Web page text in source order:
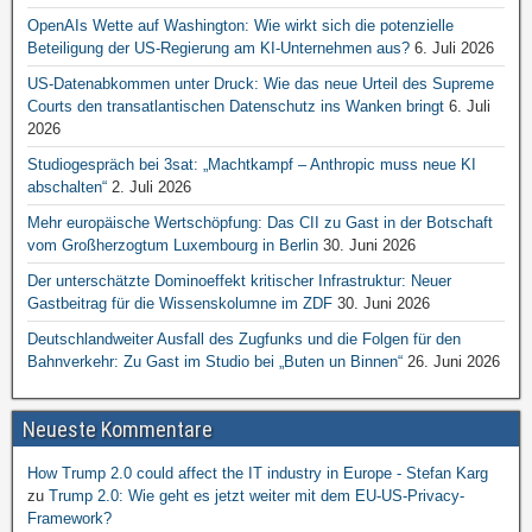
OpenAIs Wette auf Washington: Wie wirkt sich die potenzielle
Beteiligung der US-Regierung am KI-Unternehmen aus? 6. Juli 2026
US-Datenabkommen unter Druck: Wie das neue Urteil des Supreme
Courts den transatlantischen Datenschutz ins Wanken bringt 6. Juli
2026
Studiogespräch bei 3sat: „Machtkampf – Anthropic muss neue KI
abschalten“ 2. Juli 2026
Mehr europäische Wertschöpfung: Das CII zu Gast in der Botschaft
vom Großherzogtum Luxembourg in Berlin 30. Juni 2026
Der unterschätzte Dominoeffekt kritischer Infrastruktur: Neuer
Gastbeitrag für die Wissenskolumne im ZDF 30. Juni 2026
Deutschlandweiter Ausfall des Zugfunks und die Folgen für den
Bahnverkehr: Zu Gast im Studio bei „Buten un Binnen“ 26. Juni 2026
Neueste Kommentare
How Trump 2.0 could affect the IT industry in Europe - Stefan Karg
zu Trump 2.0: Wie geht es jetzt weiter mit dem EU-US-Privacy-
Framework?